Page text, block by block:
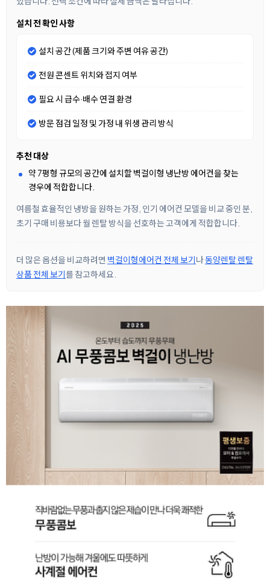
설치 전 확인 사항
설치 공간 (제품 크기와 주변 여유 공간)
전원 콘센트 위치와 접지 여부
필요 시 급수·배수 연결 환경
방문 점검 일정 및 가정 내 위생 관리 방식
추천 대상
약 7평형 규모의 공간에 설치할 벽걸이형 냉난방 에어컨을 찾는
경우에 적합합니다.
여름철 효율적인 냉방을 원하는 가정, 인기 에어컨 모델을 비교 중인 분,
초기 구매 비용보다 월 렌탈 방식을 선호하는 고객에게 적합합니다.
더 많은 옵션을 비교하려면 벽걸이형에어컨 전체 보기나동양렌탈 렌탈
상품 전체 보기를 참고하세요.